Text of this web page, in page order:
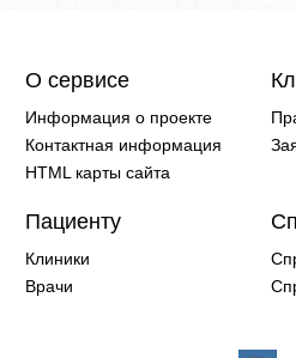
О сервисе
Информация о проекте
Контактная информация
HTML карты сайта
Пациенту
Клиники
Врачи